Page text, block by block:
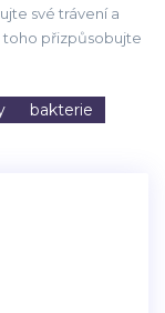
své trávení a
toho přizpůsobujte
bakterie